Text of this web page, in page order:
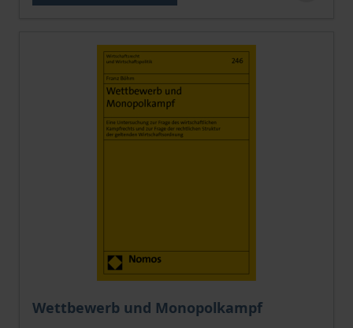
Wettbewerb und Monopolkampf
Der Preis dieses Titels richtet sich nach der